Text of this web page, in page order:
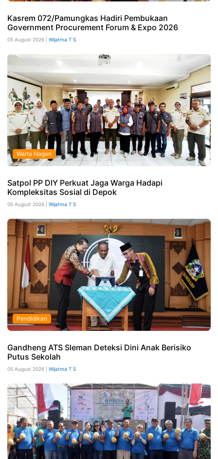
Kasrem 072/Pamungkas Hadiri Pembukaan
Government Procurement Forum & Expo 2026
05 August 2026 | Wijatma T S
Warta Nagari
Satpol PP DIY Perkuat Jaga Warga Hadapi
Kompleksitas Sosial di Depok
05 August 2026 | Wijatma T S
Pendidikan
Gandheng ATS Sleman Deteksi Dini Anak Berisiko
Putus Sekolah
05 August 2026 | Wijatma T S